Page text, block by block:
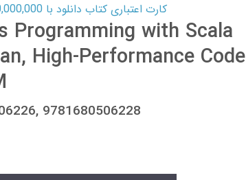
کارت اعتباری کتاب دانلود با 10,000,000 اعتبار دانلود کتاب! کلیک کنید
Programming with Scala
High-Performance Code
9781680506228